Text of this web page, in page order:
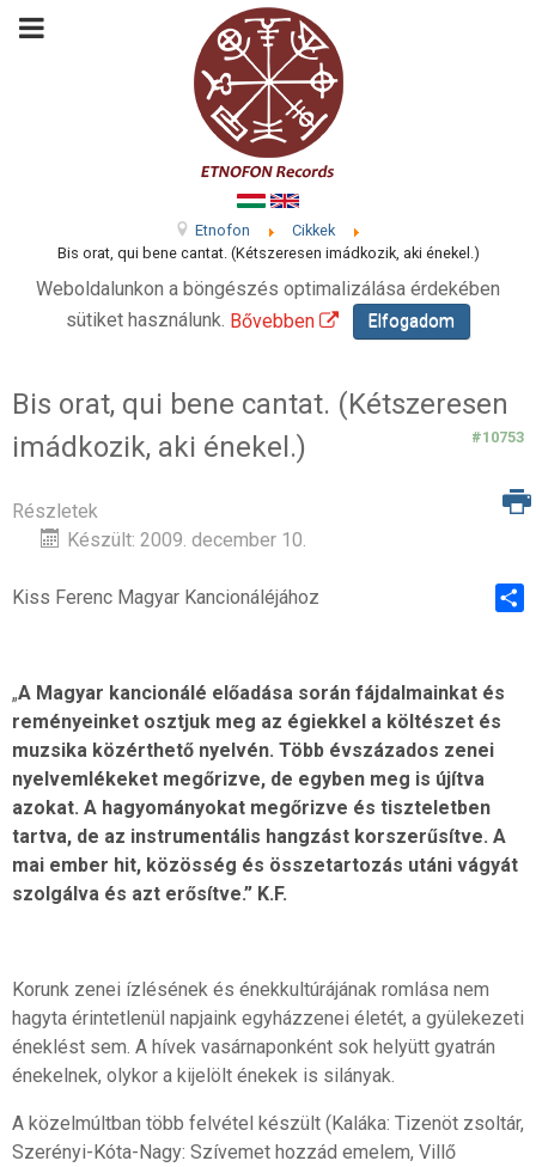
Etnofon
Cikkek
Bis orat, qui bene cantat. (Kétszeresen imádkozik, aki énekel.)
Weboldalunkon a böngészés optimalizálása érdekében
sütiket használunk. Bővebben Elfogadom
Bis orat, qui bene cantat. (Kétszeresen
imádkozik, aki énekel.)
#10753
Részletek
Készült: 2009. december 10.
Kiss Ferenc Magyar Kancionáléjához
„A Magyar kancionálé előadása során fájdalmainkat és
reményeinket osztjuk meg az égiekkel a költészet és
muzsika közérthető nyelvén. Több évszázados zenei
nyelvemlékeket megőrizve, de egyben meg is újítva
azokat. A hagyományokat megőrizve és tiszteletben
tartva, de az instrumentális hangzást korszerűsítve. A
mai ember hit, közösség és összetartozás utáni vágyát
szolgálva és azt erősítve.” K.F.
Korunk zenei ízlésének és énekkultúrájának romlása nem
hagyta érintetlenül napjaink egyházzenei életét, a gyülekezeti
éneklést sem. A hívek vasárnaponként sok helyütt gyatrán
énekelnek, olykor a kijelölt énekek is silányak.
A közelmúltban több felvétel készült (Kaláka: Tizenöt zsoltár,
Szerényi-Kóta-Nagy: Szívemet hozzád emelem, Villő